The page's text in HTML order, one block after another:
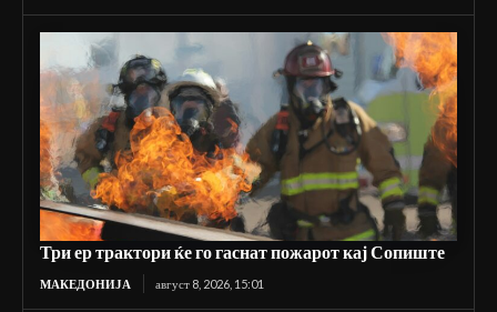
Три ер трактори ќе го гаснат пожарот кај Сопиште
МАКЕДОНИЈА август 8, 2026, 15:01